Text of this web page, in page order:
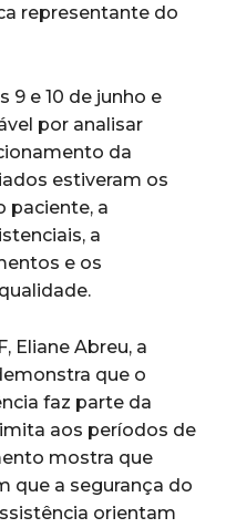
representante do
9 e 10 de junho e
por analisar
da
estiveram os
paciente, a
a
e os
Eliane Abreu, a
que o
faz parte da
aos períodos de
mostra que
que a segurança do
orientam